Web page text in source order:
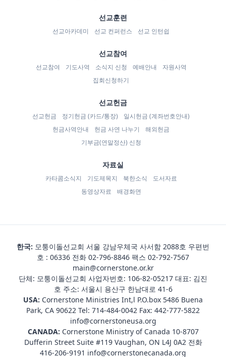
선교훈련
선교아카데미 선교 컨퍼런스 선교 인턴쉽
선교참여
선교참여 기도사역 소식지 신청 예배안내
자원사역
집회신청하기
선교헌금
선교헌금 정기헌금 (카드/통장)
일시헌금 (계좌번호안내)
헌금사역안내
헌금 사연 나누기
해외헌금
기부금(연말정산) 신청
자료실
카타콤소식지 기도제목지 북한소식
도서자료
동영상자료
배경화면
한국: 모퉁이돌선교회 서울 강남우체국 사서함 2088호 우편번
호 : 06336 전화 02-796-8846 팩스 02-792-7567
main@cornerstone.or.kr
단체: 모퉁이돌선교회 사업자번호: 106-82-05217 대표: 김진
호 주소: 서울시 용산구 한남대로 41-6
USA: Cornerstone Ministries Int,l P.O.box 5486 Buena
Park, CA 90622 Tel: 714-484-0042 Fax: 442-777-5822
info@cornerstoneusa.org
CANADA: Cornerstone Ministry of Canada 10-8707
Dufferin Street Suite #119 Vaughan, ON L4J 0A2 전화
416-206-9191 info@cornerstonecanada.org